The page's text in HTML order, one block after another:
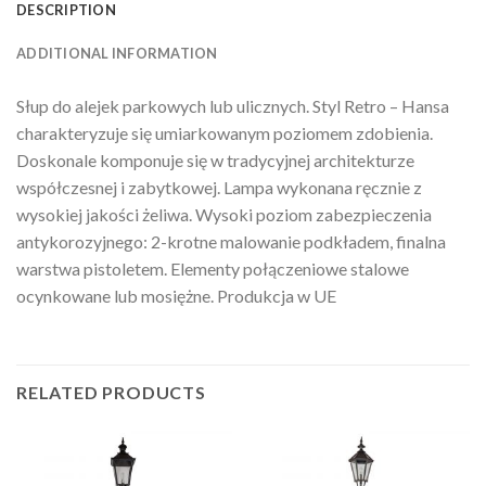
DESCRIPTION
ADDITIONAL INFORMATION
Słup do alejek parkowych lub ulicznych. Styl Retro – Hansa
charakteryzuje się umiarkowanym poziomem zdobienia.
Doskonale komponuje się w tradycyjnej architekturze
współczesnej i zabytkowej. Lampa wykonana ręcznie z
wysokiej jakości żeliwa. Wysoki poziom zabezpieczenia
antykorozyjnego: 2-krotne malowanie podkładem, finalna
warstwa pistoletem. Elementy połączeniowe stalowe
ocynkowane lub mosiężne. Produkcja w UE
RELATED PRODUCTS